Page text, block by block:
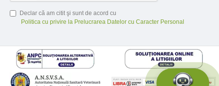
Declar că am citit şi sunt de acord cu
Politica cu privire la Prelucrarea Datelor cu Caracter Personal